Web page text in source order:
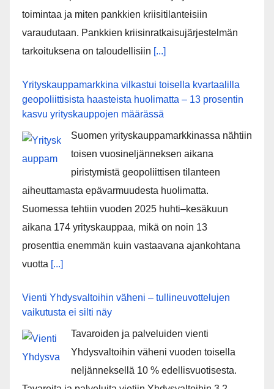
toimintaa ja miten pankkien kriisitilanteisiin
varaudutaan. Pankkien kriisinratkaisujärjestelmän
tarkoituksena on taloudellisiin [...]
Yrityskauppamarkkina vilkastui toisella kvartaalilla
geopoliittisista haasteista huolimatta – 13 prosentin
kasvu yrityskauppojen määrässä
Suomen yrityskauppamarkkinassa nähtiin
toisen vuosineljänneksen aikana
piristymistä geopoliittisen tilanteen
aiheuttamasta epävarmuudesta huolimatta.
Suomessa tehtiin vuoden 2025 huhti–kesäkuun
aikana 174 yrityskauppaa, mikä on noin 13
prosenttia enemmän kuin vastaavana ajankohtana
vuotta [...]
Vienti Yhdysvaltoihin väheni – tullineuvottelujen
vaikutusta ei silti näy
Tavaroiden ja palveluiden vienti
Yhdysvaltoihin väheni vuoden toisella
neljänneksellä 10 % edellisvuotisesta.